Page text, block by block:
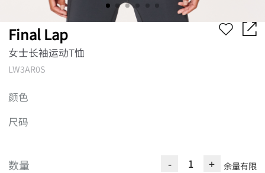
Final Lap
女士长袖运动T恤
LW3AR0S
颜色
尺码
数量 - + 余量有限